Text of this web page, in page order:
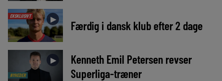
EKSKLUSIVT ► Færdig i dansk klub efter 2 dage
NYHEDER
►
Kenneth Emil Petersen revser
Superliga-træner